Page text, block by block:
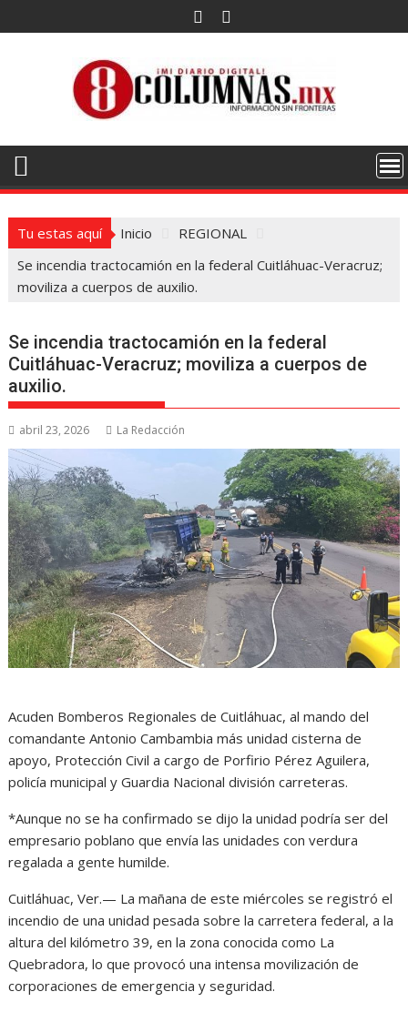
al
Tu estas aquí Inicio
REGIONAL
Se incendia tractocamión en la federal Cuitláhuac-Veracruz;
moviliza a cuerpos de auxilio.
Se incendia tractocamión en la federal
Cuitláhuac-Veracruz; moviliza a cuerpos de
auxilio.
abril 23, 2026 La Redacción
Acuden Bomberos Regionales de Cuitláhuac, al mando del
comandante Antonio Cambambia más unidad cisterna de
apoyo, Protección Civil a cargo de Porfirio Pérez Aguilera,
policía municipal y Guardia Nacional división carreteras.
*Aunque no se ha confirmado se dijo la unidad podría ser del
empresario poblano que envía las unidades con verdura
regalada a gente humilde.
Cuitláhuac, Ver.— La mañana de este miércoles se registró el
incendio de una unidad pesada sobre la carretera federal, a la
altura del kilómetro 39, en la zona conocida como La
Quebradora, lo que provocó una intensa movilización de
corporaciones de emergencia y seguridad.